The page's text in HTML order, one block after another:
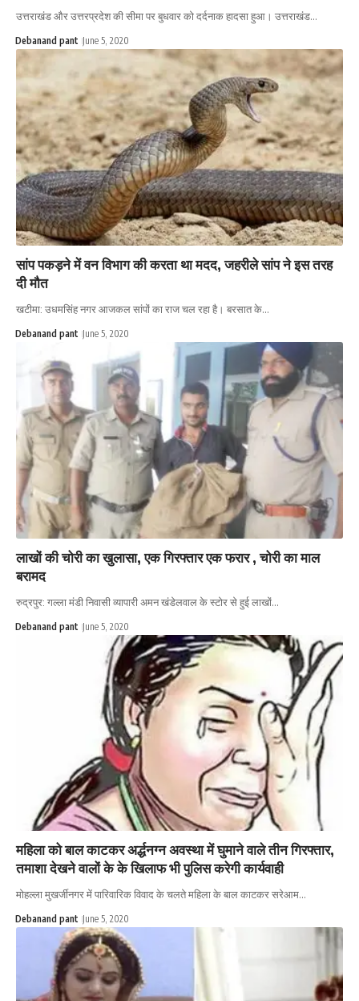
उत्तराखंड और उत्तरप्रदेश की सीमा पर बुधवार को दर्दनाक हादसा हुआ। उत्तराखंड…
Debanand pant June 5, 2020
सांप पकड़ने में वन विभाग की करता था मदद, जहरीले सांप ने इस तरह
दी मौत
खटीमा: उधमसिंह नगर आजकल सांपों का राज चल रहा है। बरसात के…
Debanand pant June 5, 2020
लाखों की चोरी का खुलासा, एक गिरफ्तार एक फरार , चोरी का माल
बरामद
रुद्रपुर: गल्ला मंडी निवासी व्यापारी अमन खंडेलवाल के स्टोर से हुई लाखों…
Debanand pant June 5, 2020
महिला को बाल काटकर अर्द्धनग्न अवस्था में घुमाने वाले तीन गिरफ्तार,
तमाशा देखने वालों के के खिलाफ भी पुलिस करेगी कार्यवाही
मोहल्ला मुखर्जीनगर में पारिवारिक विवाद के चलते महिला के बाल काटकर सरेआम…
Debanand pant June 5, 2020